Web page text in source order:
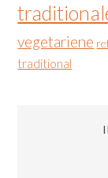
vegetariene
traditional